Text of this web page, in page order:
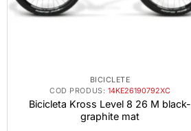
BICICLETE
COD PRODUS: 14KE26190792XC
Bicicleta Kross Level 8 26 M black-
graphite mat